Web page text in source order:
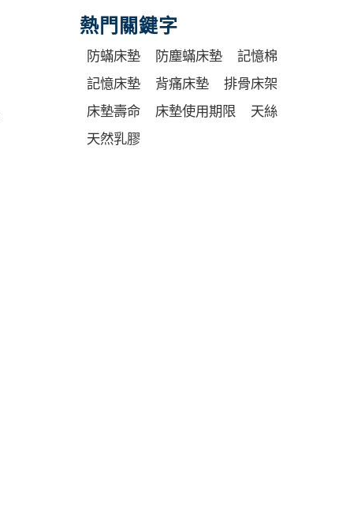
熱門關鍵字
防蟎床墊 防塵蟎床墊
記憶棉
記憶床墊
背痛床墊
排骨床架
床墊壽命
床墊使用期限
天絲
天然乳膠